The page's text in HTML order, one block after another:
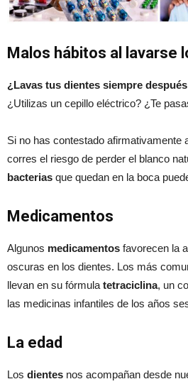
Malos hábitos al lavarse
¿Lavas tus dientes siempre
¿Utilizas un cepillo eléctrico? ¿Te
Si no has contestado afirmativamente
corres el riesgo de perder el blanco
bacterias que quedan en la boca
Medicamentos
Algunos medicamentos favorecen la
oscuras en los dientes. Los más
llevan en su fórmula tetraciclina, un
las medicinas infantiles de los años
La edad
Los dientes nos acompañan desde